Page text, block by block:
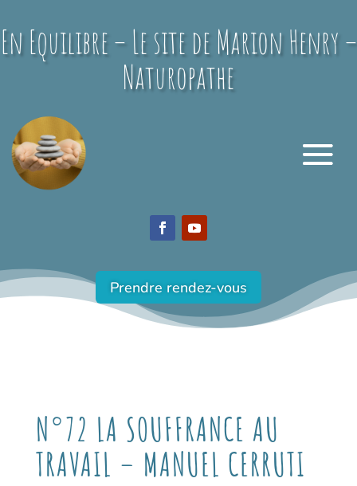
En Equilibre – Le site de Marion Henry –
Naturopathe
Prendre rendez-vous
N°72 LA SOUFFRANCE AU
TRAVAIL – MANUEL CERRUTI